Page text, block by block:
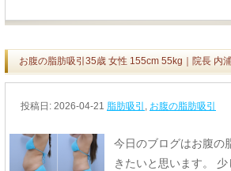
お腹の脂肪吸引35歳 女性 155cm 55kg｜院長 内
投稿日: 2026-04-21 脂肪吸引 , お腹の脂肪吸引
今日のブログはお腹の
きたいと思います。